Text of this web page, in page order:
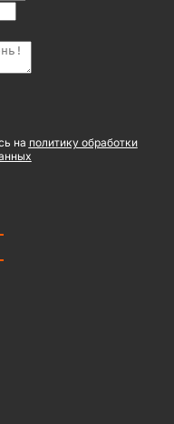
на политику обработки